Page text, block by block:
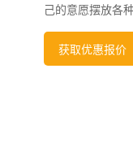
己的意愿摆放各
获取优惠报价